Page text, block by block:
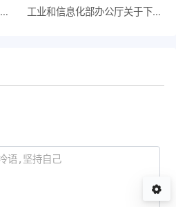
工信部：开展2023年工业和信息化质量提升与品牌建设工作的通知 工业和信息化部办公厅关于下达2023年度国家工业节能监察任务的通知